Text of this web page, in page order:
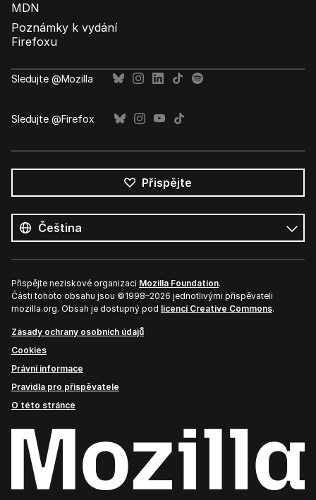
MDN
Poznámky k vydání
Firefoxu
Sledujte @Mozilla
Sledujte @Firefox
Přispějte
jazyky
Jazyk
Přispějte neziskové organizaci Mozilla Foundation.
Části tohoto obsahu jsou ©1998–2026 jednotlivými přispěvateli
mozilla.org. Obsah je dostupný pod licencí Creative Commons.
Zásady ochrany osobních údajů
Cookies
Právní informace
Pravidla pro přispěvatele
O této stránce